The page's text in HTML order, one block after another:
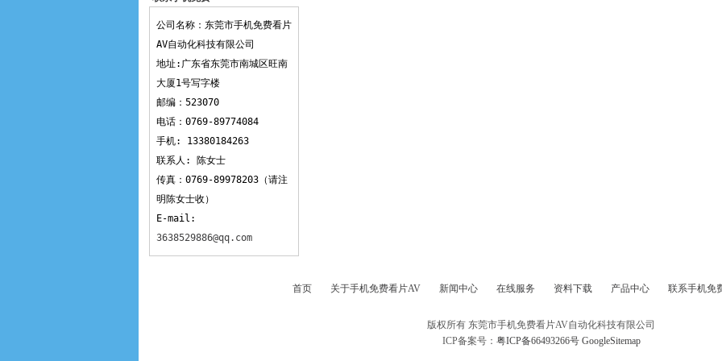
看片AV
公司名称：东莞市手机免费看片
AV自动化科技有限公司
地址:广东省东莞市南城区旺南
大厦1号写字楼
邮编：523070
电话：0769-89774084
手机: 13380184263
联系人: 陈女士
传真：0769-89978203（请注
明陈女士收）
E-mail:
3638529886@qq.com
首页 关于手机免费看片AV 新闻中心 在线服务 资料下载 产品中心 联系手机免
版权所有 东莞市手机免费看片AV自动化科技有限公司
ICP备案号： 粤ICP备66493266号 GoogleSitemap